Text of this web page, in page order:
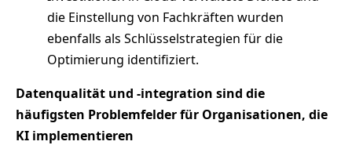
die Einstellung von Fachkräften wurden
ebenfalls als Schlüsselstrategien für die
Optimierung identifiziert.
Datenqualität und -integration sind die
häufigsten Problemfelder für Organisationen, die
KI implementieren